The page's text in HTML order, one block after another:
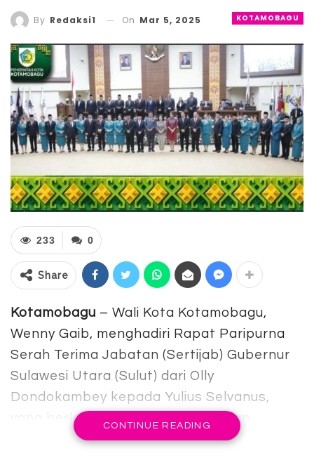
KOTAMOBAGU
By Redaksi1 On Mar 5, 2025
0
233
Share
Kotamobagu – Wali Kota Kotamobagu,
Wenny Gaib, menghadiri Rapat Paripurna
Serah Terima Jabatan (Sertijab) Gubernur
Sulawesi Utara (Sulut) dari Olly
Dondokambey kepada Yulius Selvanus,
yang berlangsung di Gedung Dewan
Perwakilan Rakyat Daerah (DPRD) Provinsi
CONTINUE READING